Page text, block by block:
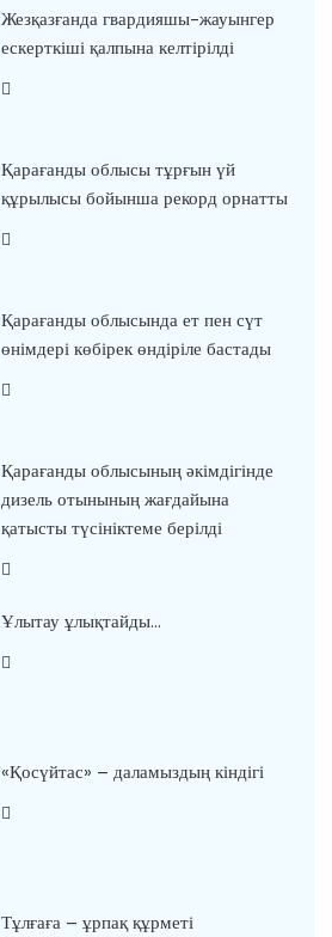
Жезқазғанда гвардияшы-жауынгер
ескерткіші қалпына келтірілді
Қарағанды облысы тұрғын үй
құрылысы бойынша рекорд орнатты
Қарағанды облысында ет пен сүт
өнімдері көбірек өндіріле бастады
Қарағанды облысының әкімдігінде
дизель отынының жағдайына
қатысты түсініктеме берілді
Ұлытау ұлықтайды…
«Қосүйтас» – даламыздың кіндігі
Тұлғаға – ұрпақ құрметі